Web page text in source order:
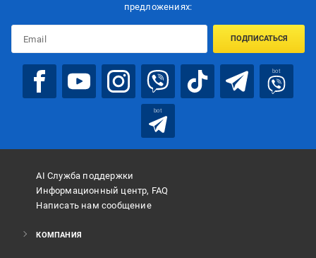
предложениях:
ПОДПИСАТЬСЯ
bot
bot
AI Служба поддержки
Информационный центр, FAQ
Написать нам сообщение
КОМПАНИЯ